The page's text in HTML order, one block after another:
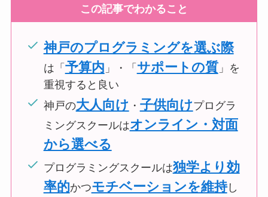
この記事でわかること
神戸のプログラミングを選ぶ際
は「 予算内 」・「 サポートの質」を
重視すると良い
神戸の大人向け ・ 子供向けプログラ
ミングスクールはオンライン・対面
から選べる
プログラミングスクールは独学より効
率的かつモチベーションを維持し